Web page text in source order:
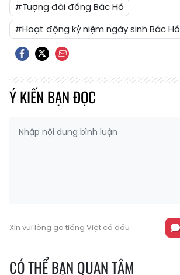
#Tượng đài đồng Bác Hồ
#Hoạt động kỷ niệm ngày sinh Bác Hồ
Ý KIẾN BẠN ĐỌC
Xin vui lòng gõ tiếng Việt có dấu
CÓ THỂ BẠN QUAN TÂM